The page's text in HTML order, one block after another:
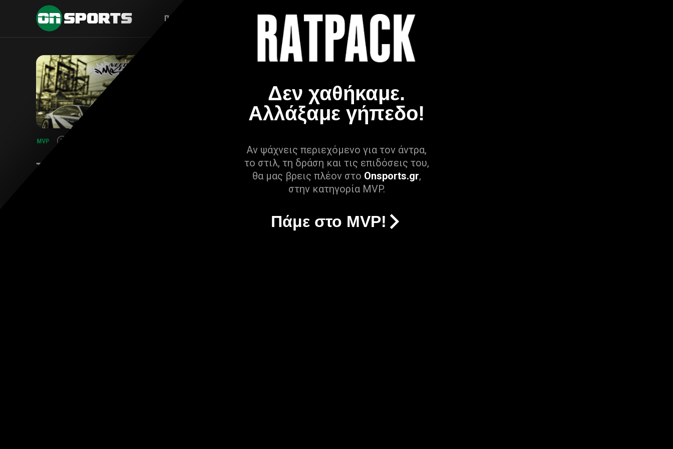
Δεν χαθήκαμε.
Αλλάξαμε γήπεδο!
Αν ψάχνεις περιεχόμενο για τον άντρα,
το στιλ, τη δράση και τις επιδόσεις του,
θα μας βρεις πλέον στο Onsports.gr,
στην κατηγορία MVP.
Πάμε στο MVP!